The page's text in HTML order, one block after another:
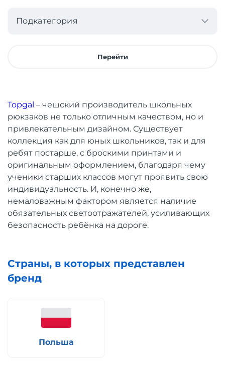
Подкатегория
Перейти
Topgal – чешский производитель школьных
рюкзаков не только отличным качеством, но и
привлекательным дизайном. Существует
коллекция как для юных школьников, так и для
ребят постарше, с броскими принтами и
оригинальным оформлением, благодаря чему
ученики старших классов могут проявить свою
индивидуальность. И, конечно же,
немаловажным фактором является наличие
обязательных светоотражателей, усиливающих
безопасность ребёнка на дороге.
Страны, в которых представлен
бренд
Польша